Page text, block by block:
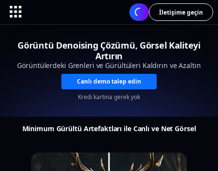
İletişime geçin
Görüntü Denoising Çözümü, Görsel Kaliteyi
Artırın
Görüntülerdeki Grenleri ve Gürültüleri Kaldırın ve Azaltın
Canlı demo talep edin
Kredi kartına gerek yok
Minimum Gürültü Artefaktları ile Canlı ve Net Görsel